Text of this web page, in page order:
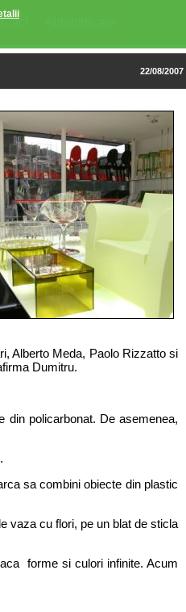
22/08/2007
Alberto Meda, Paolo Rizzatto si
Dumitru.
din policarbonat. De asemenea,
sa combini obiecte din plastic
vaza cu flori, pe un blat de sticla
forme si culori infinite. Acum